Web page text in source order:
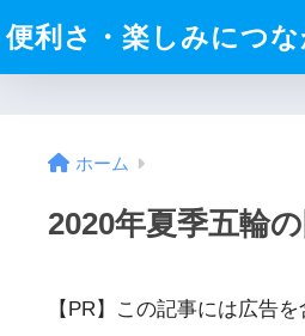
便利さ・楽しみにつ
ホーム
2020年夏季五輪
【PR】この記事には広告